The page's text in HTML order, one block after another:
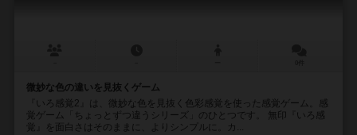
微妙な色の違いを見抜くゲーム
『いろ感覚2』は、微妙な色を見抜く色彩感覚を使った感覚ゲーム。感
覚ゲーム「ちょっとずつ違うシリーズ」のひとつです。 無印『いろ感
覚』を面白さはそのままに、よりシンプルに。カ...